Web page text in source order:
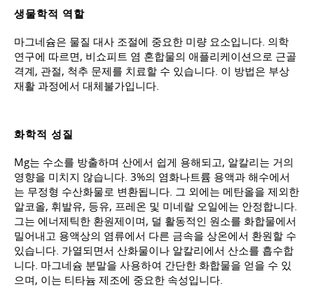
생물학적 역할
마그네슘은 물질 대사 조절에 중요한 미량 요소입니다. 의학
연구에 따르면, 비쇼피트 염 혼합물의 애플리케이션으로 근골
격계, 관절, 척추 문제를 치료할 수 있습니다. 이 방법은 부상
재활 과정에서 대체불가입니다.
화학적 성질
Mg는 수소를 방출하며 산에서 쉽게 용해되고, 알칼리는 거의
영향을 미치지 않습니다. 3%의 염화나트륨 용액과 해수에서
는 무정형 수산화물로 변환됩니다. 그 외에는 메탄올을 제외한
알코올, 휘발유, 등유, 프레온 및 미네랄 오일에는 안정합니다.
그는 에너제틱한 환원제이며, 덜 활동적인 원소를 화합물에서
밀어내고 용액상의 염류에서 다른 금속을 상온에서 환원할 수
있습니다. 가열되면서 산화물이나 알칼리에서 산소를 흡수합
니다. 마그네슘 분말을 사용하여 간단한 화합물을 얻을 수 있
으며, 이는 티타늄 제조에 중요한 속성입니다.